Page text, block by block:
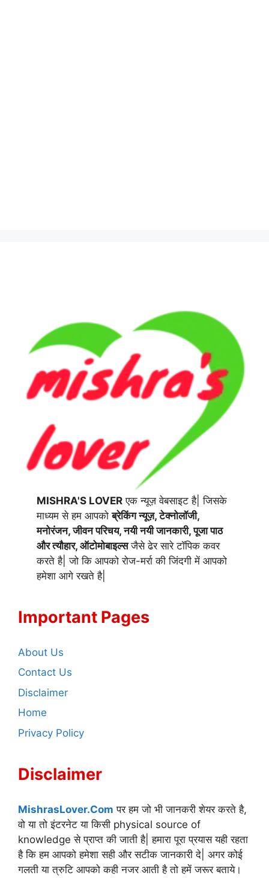
MISHRA'S LOVER एक न्यूज़ वेबसाइट है| जिसके
माध्यम से हम आपकोब्रेकिंग न्यूज़, टेक्नोलॉजी,
मनोरंजन, जीवन परिचय, नयी नयी जानकारी, पूजा पाठ
और त्यौहार, ऑटोमोबाइल्सजैसे ढेर सारे टॉपिक कवर
करते है| जो कि आपको रोज-मर्रा की जिंदगी में आपको
हमेशा आगे रखते है|
Important Pages
About Us
Contact Us
Disclaimer
Home
Privacy Policy
Disclaimer
MishrasLover.Com पर हम जो भी जानकरी शेयर करते है,
वो या तो इंटरनेट या किसी physical source of
knowledge से प्राप्त की जाती है| हमारा पूरा प्रयास यही रहता
है कि हम आपको हमेशा सही और सटीक जानकारी दे| अगर कोई
गलती या त्रुटि आपको कही नजर आती है तो हमें जरूर बताये।